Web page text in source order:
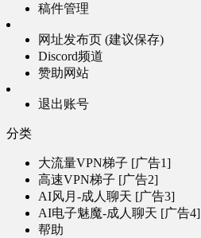
稿件管理
网址发布页 (建议保存)
Discord频道
赞助网站
退出账号
分类
大流量VPN梯子 [广告1]
高速VPN梯子 [广告2]
AI风月-成人聊天 [广告3]
AI电子魅魔-成人聊天 [广告4]
帮助